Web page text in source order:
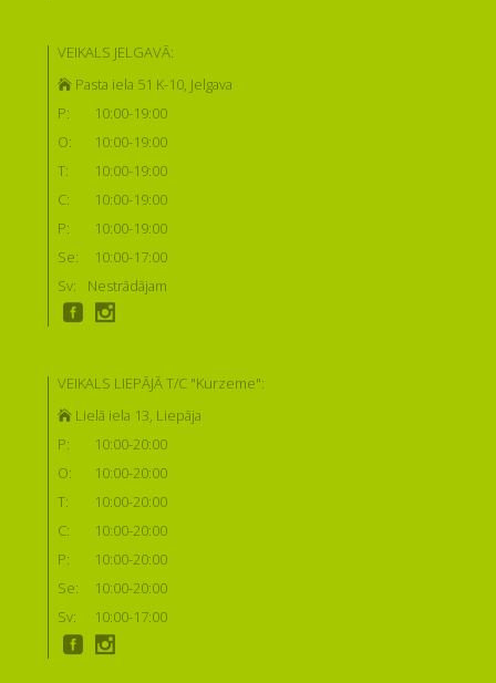
VEIKALS JELGAVĀ:
Pasta iela 51 K-10, Jelgava
P:
10:00-19:00
O:
10:00-19:00
T:
10:00-19:00
C:
10:00-19:00
P:
10:00-19:00
Se:
10:00-17:00
Sv:
Nestrādājam
VEIKALS LIEPĀJĀ T/C "Kurzeme":
Lielā iela 13, Liepāja
P:
10:00-20:00
O:
10:00-20:00
T:
10:00-20:00
C:
10:00-20:00
P:
10:00-20:00
Se:
10:00-20:00
Sv:
10:00-17:00